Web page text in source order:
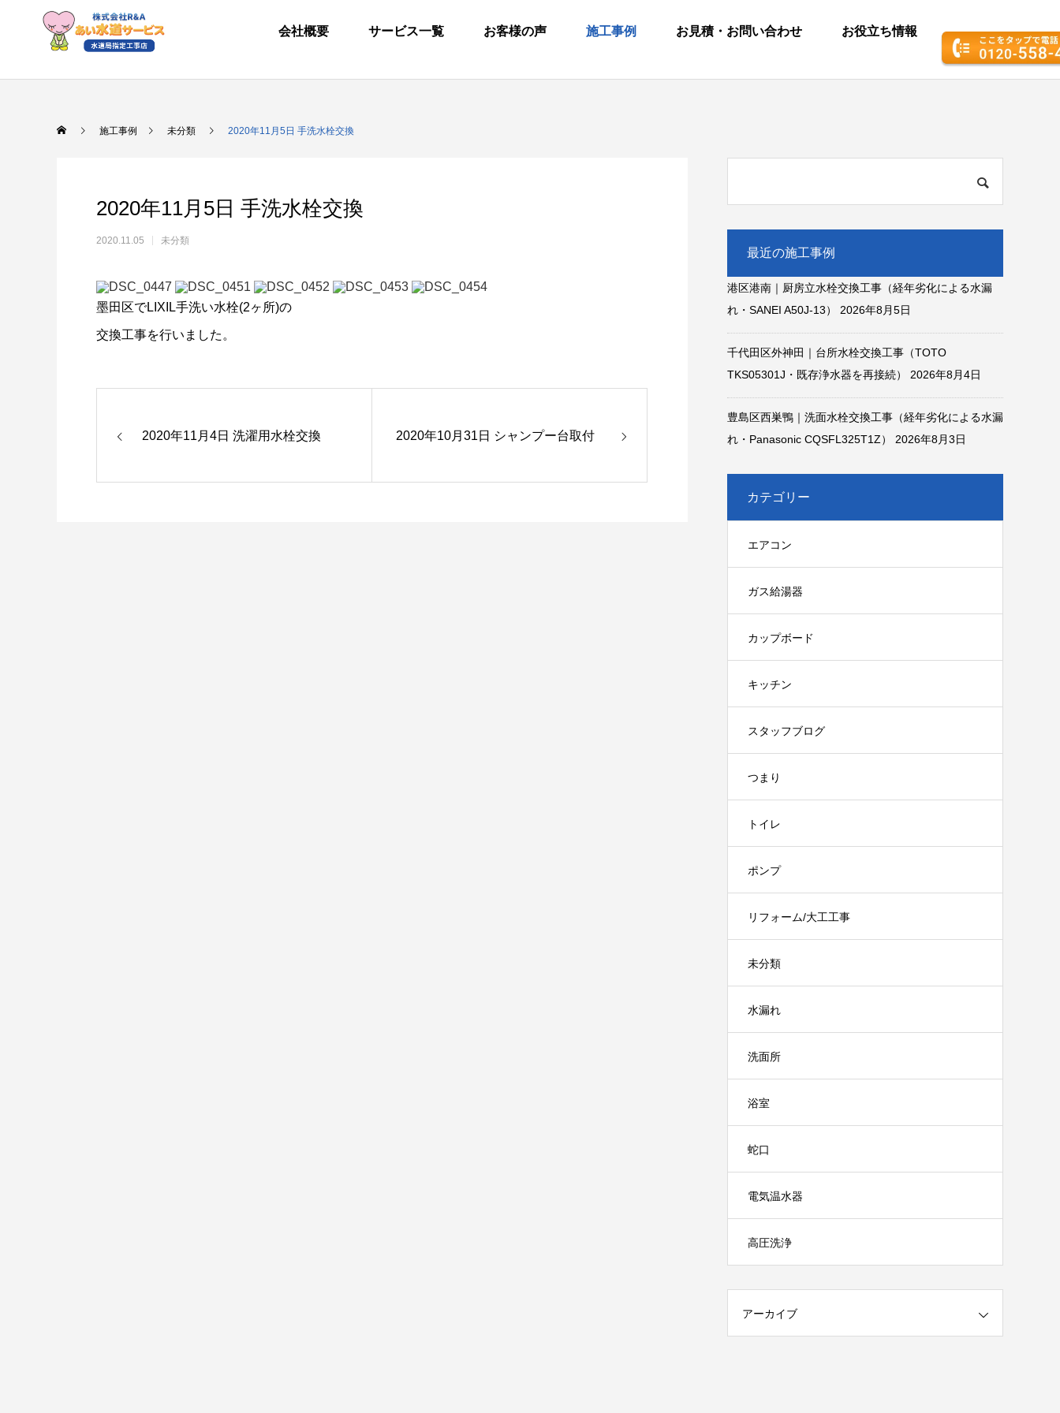
会社概要 サービス一覧 お客様の声 施工事例 お見積・お問い合わせ お役立ち情報
施工事例 未分類 2020年11月5日 手洗水栓交換
2020年11月5日 手洗水栓交換
2020.11.05 未分類
墨田区でLIXIL手洗い水栓(2ヶ所)の
交換工事を行いました。
2020年11月4日 洗濯用水栓交換 2020年10月31日 シャンプー台取付
最近の施工事例
港区港南｜厨房立水栓交換工事（経年劣化による水漏
れ・SANEI A50J-13）
2026年8月5日
千代田区外神田｜台所水栓交換工事（TOTO
TKS05301J・既存浄水器を再接続）
2026年8月4日
豊島区西巣鴨｜洗面水栓交換工事（経年劣化による水漏
れ・Panasonic CQSFL325T1Z）
2026年8月3日
カテゴリー
エアコン
ガス給湯器
カップボード
キッチン
スタッフブログ
つまり
トイレ
ポンプ
リフォーム/大工工事
未分類
水漏れ
洗面所
浴室
蛇口
電気温水器
高圧洗浄
アーカイブ